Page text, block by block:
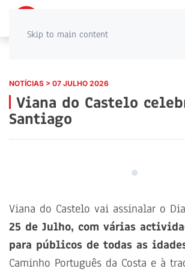
Skip to main content
NOTÍCIAS > 07 JULHO 2026
Viana do Castelo
Santiago
Viana do Castelo vai assinalar o
25 de Julho, com várias
para públicos de todas as
Caminho Português da Costa e à